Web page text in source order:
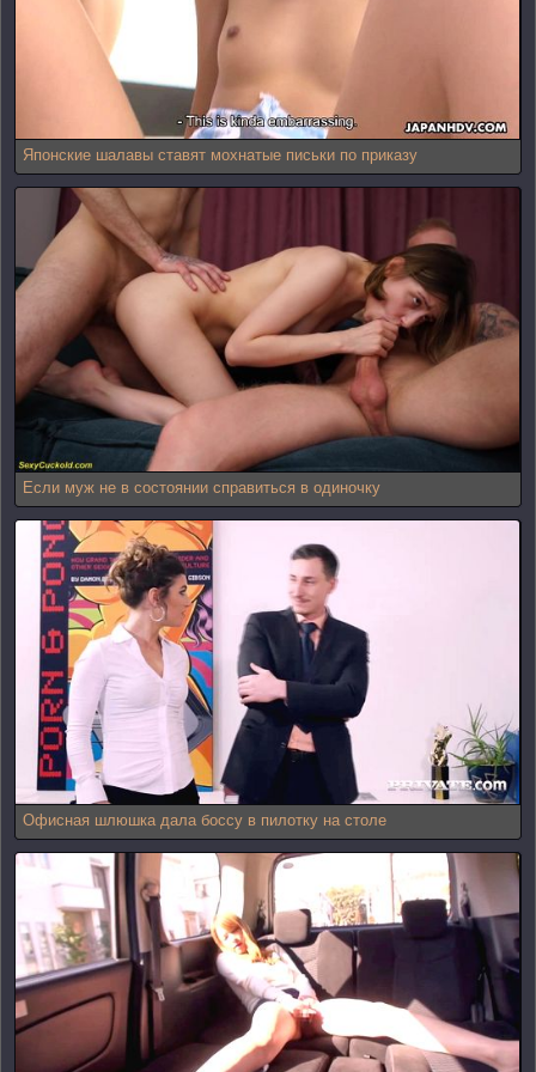
Японские шалавы ставят мохнатые письки по приказу
Если муж не в состоянии справиться в одиночку
Офисная шлюшка дала боссу в пилотку на столе